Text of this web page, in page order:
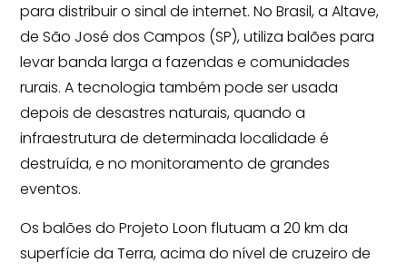
para distribuir o sinal de internet. No Brasil, a Altave,
de São José dos Campos (SP), utiliza balões para
levar banda larga a fazendas e comunidades
rurais. A tecnologia também pode ser usada
depois de desastres naturais, quando a
infraestrutura de determinada localidade é
destruída, e no monitoramento de grandes
eventos.
Os balões do Projeto Loon flutuam a 20 km da
superfície da Terra, acima do nível de cruzeiro de